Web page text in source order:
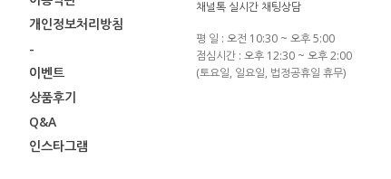
개인정보처리방침
-
이벤트
상품후기
Q&A
인스타그램
채널톡 실시간 채팅상담
평 일 : 오전 10:30 ~ 오후 5:00
점심시간 : 오후 12:30 ~ 오후 2:00
(토요일, 일요일, 법정공휴일 휴무)